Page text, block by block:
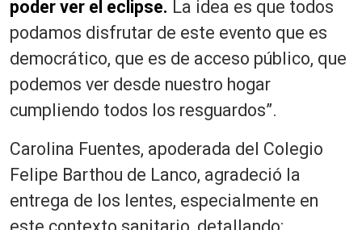
poder ver el eclipse. La idea es que todos
podamos disfrutar de este evento que es
democrático, que es de acceso público, que
podemos ver desde nuestro hogar
cumpliendo todos los resguardos”.
Carolina Fuentes, apoderada del Colegio
Felipe Barthou de Lanco, agradeció la
entrega de los lentes, especialmente en